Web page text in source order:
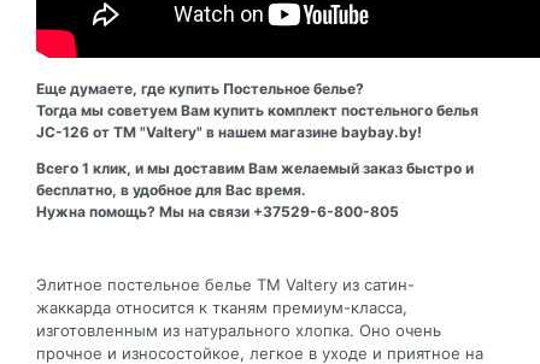
Еще думаете, где купить Постельное белье?
Тогда мы советуем Вам купить комплект постельного белья
JC-126 от ТМ "Valtery" в нашем магазине baybay.by!
Всего 1 клик, и мы доставим Вам желаемый заказ быстро и
бесплатно, в удобное для Вас время.
Нужна помощь? Мы на связи +37529-6-800-805
Элитное постельное белье ТМ Valtery из сатин-
жаккарда относится к тканям премиум-класса,
изготовленным из натурального хлопка. Оно очень
прочное и износостойкое, легкое в уходе и приятное на